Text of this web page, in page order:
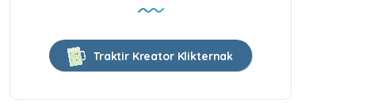
Traktir Kreator Klikternak